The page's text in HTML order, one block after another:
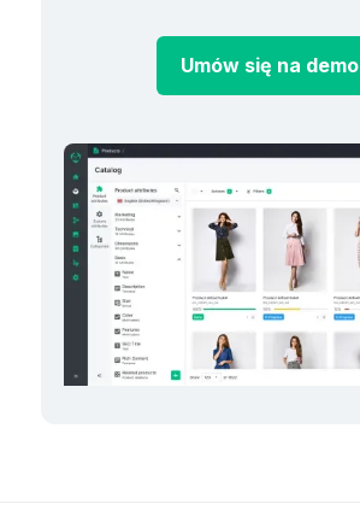
Umów się na demo